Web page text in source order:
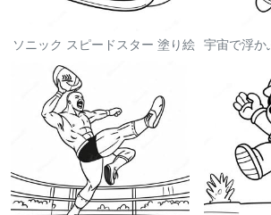
ソニック スピードスター 塗り絵